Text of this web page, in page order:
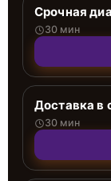
Срочная
30 мин
Доставка в
30 мин